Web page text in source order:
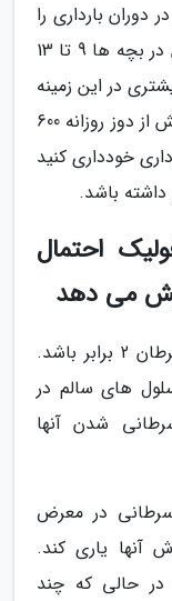
دوران بارداری را
با خطر بیشتر مقاومت نسبت به انسولین در بچه ها 9 تا 13
در این زمینه
ضروری است، اما بهتر است از مصرف بیش از دوز روزانه 600
خودداری کنید
باشد.
احتمال
می دهد
به نظر می رسد نقش اسیدفولیک در سرطان 2 برابر باشد.
های سالم در
شدن آنها
در معرض
آنها یاری کند.
در حالی که چند